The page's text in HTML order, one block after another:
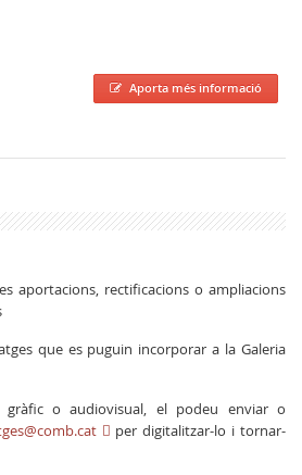
Aporta més informació
aportacions, rectificacions o ampliacions
que es puguin incorporar a la Galeria
gràfic o audiovisual, el podeu enviar o
per digitalitzar-lo i tornar-